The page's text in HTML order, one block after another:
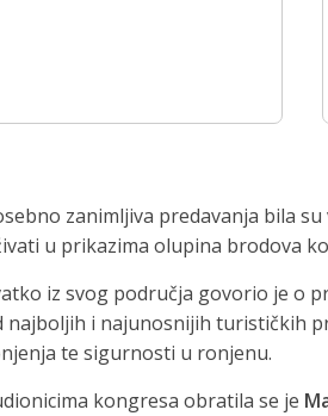
zanimljiva predavanja bila
u prikazima olupina brodova
iz svog područja govorio je o
najboljih i najunosnijih turističkih
te sigurnosti u ronjenu.
kongresa obratila se je